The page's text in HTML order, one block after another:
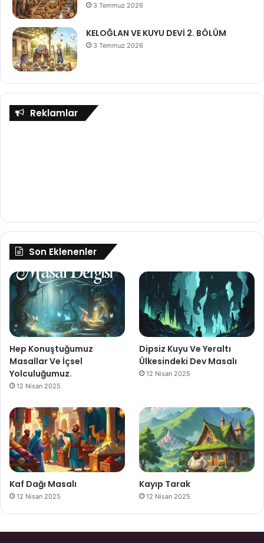
3 Temmuz 2026
KELOĞLAN VE KUYU DEVİ 2. BÖLÜM
3 Temmuz 2026
Reklamlar
Son Eklenenler
Hep Konuştuğumuz
Masallar Ve İçsel
Yolculuğumuz.
12 Nisan 2025
Dipsiz Kuyu Ve Yeraltı
Ülkesindeki Dev Masalı
12 Nisan 2025
Kaf Dağı Masalı
12 Nisan 2025
Kayıp Tarak
12 Nisan 2025